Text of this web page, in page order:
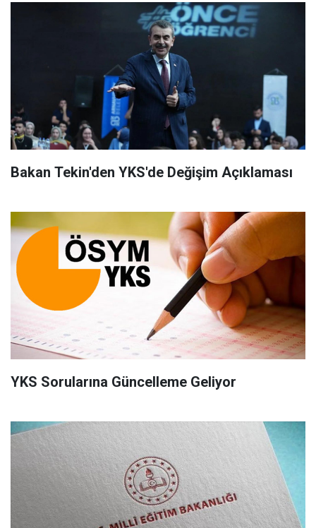
Bakan Tekin'den YKS'de Değişim Açıklaması
YKS Sorularına Güncelleme Geliyor